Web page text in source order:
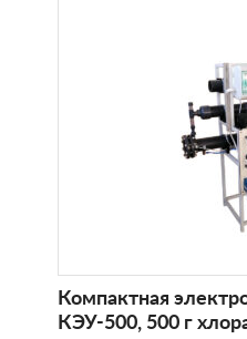
Компактная
КЭУ-500, 500 г